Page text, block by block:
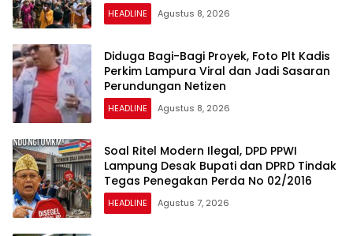
HEADLINE Agustus 8, 2026
Diduga Bagi-Bagi Proyek, Foto Plt Kadis
Perkim Lampura Viral dan Jadi Sasaran
Perundungan Netizen
HEADLINE Agustus 8, 2026
Soal Ritel Modern Ilegal, DPD PPWI
Lampung Desak Bupati dan DPRD Tindak
Tegas Penegakan Perda No 02/2016
HEADLINE Agustus 7, 2026